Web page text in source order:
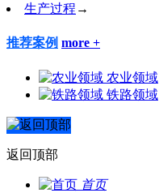
生产过程 →
推荐案例 more +
农业领域
铁路领域
返回顶部
首页